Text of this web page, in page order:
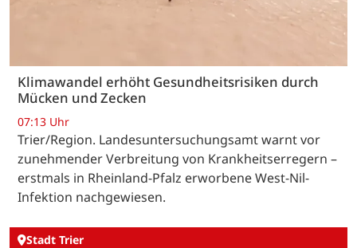
Klimawandel erhöht Gesundheitsrisiken durch
Mücken und Zecken
07:13 Uhr
Trier/Region. Landesuntersuchungsamt warnt vor
zunehmender Verbreitung von Krankheitserregern –
erstmals in Rheinland-Pfalz erworbene West-Nil-
Infektion nachgewiesen.
Stadt Trier